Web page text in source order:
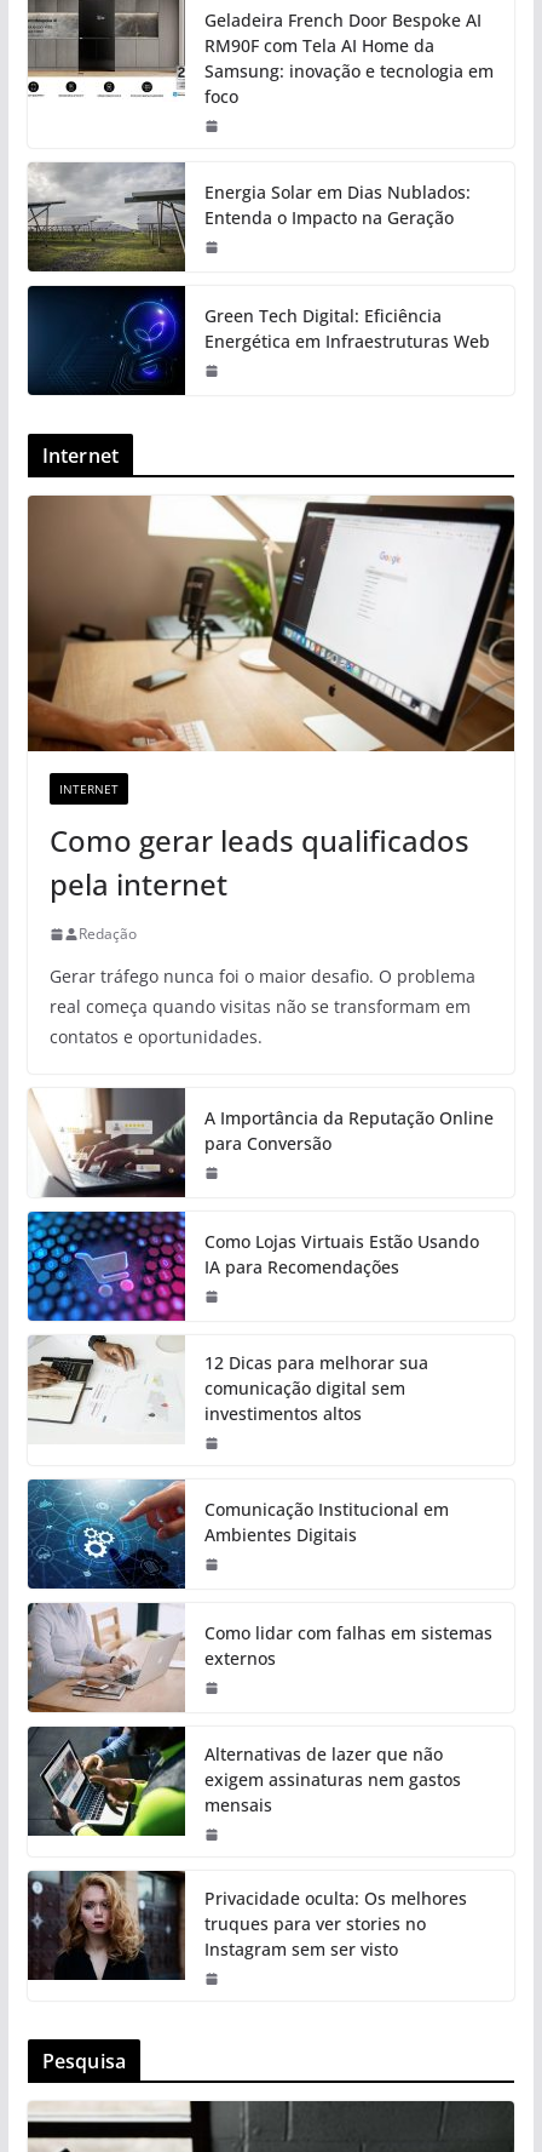
Geladeira French Door Bespoke AI
RM90F com Tela AI Home da
Samsung: inovação e tecnologia em
foco
Energia Solar em Dias Nublados:
Entenda o Impacto na Geração
Green Tech Digital: Eficiência
Energética em Infraestruturas Web
Internet
INTERNET
Como gerar leads qualificados
pela internet
Redação
Gerar tráfego nunca foi o maior desafio. O problema
real começa quando visitas não se transformam em
contatos e oportunidades.
A Importância da Reputação Online
para Conversão
Como Lojas Virtuais Estão Usando
IA para Recomendações
12 Dicas para melhorar sua
comunicação digital sem
investimentos altos
Comunicação Institucional em
Ambientes Digitais
Como lidar com falhas em sistemas
externos
Alternativas de lazer que não
exigem assinaturas nem gastos
mensais
Privacidade oculta: Os melhores
truques para ver stories no
Instagram sem ser visto
Pesquisa